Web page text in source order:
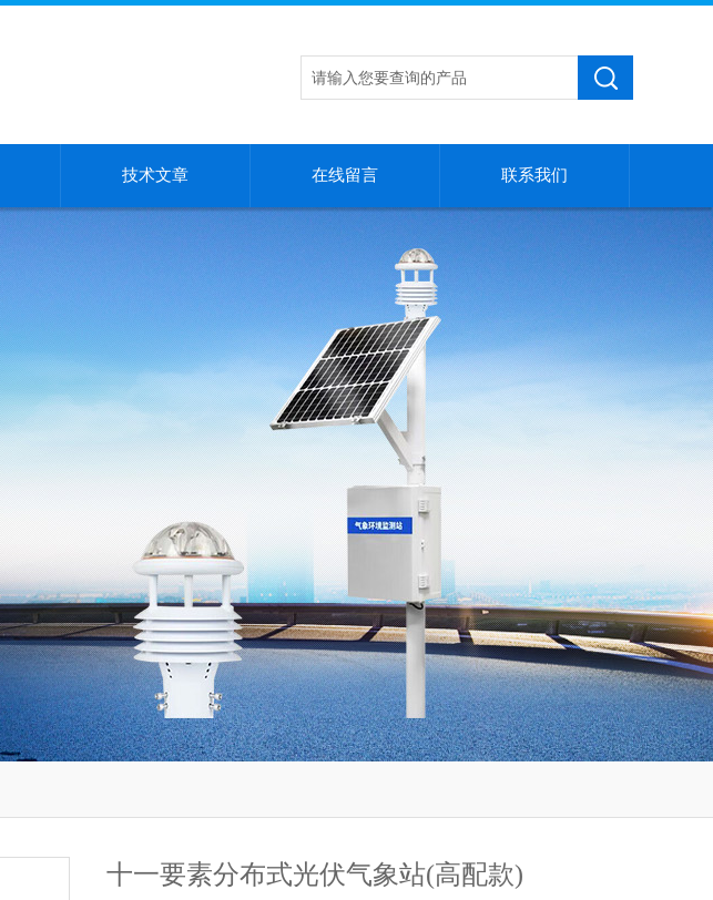
技术文章 在线留言 联系我们
十一要素分布式光伏气象站(高配款)